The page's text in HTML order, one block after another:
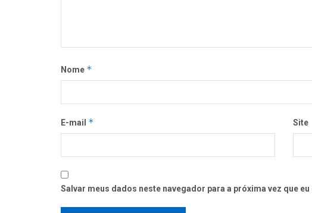
Nome *
E-mail * Site
Salvar meus dados neste navegador para a próxima vez que